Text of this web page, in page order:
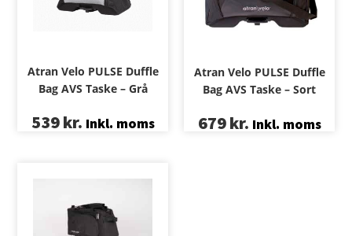
Atran Velo PULSE Duffle
Bag AVS Taske – Grå
539kr. Inkl. moms
Atran Velo PULSE Duffle
Bag AVS Taske – Sort
679kr. Inkl. moms